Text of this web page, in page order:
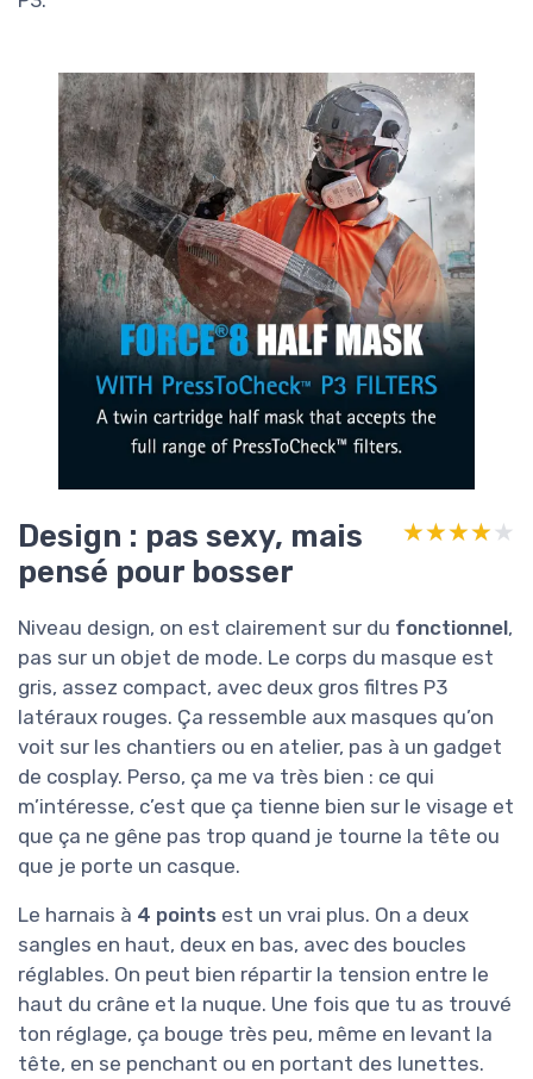
Design : pas sexy, mais
pensé pour bosser
★★★★★
★★★★★
Niveau design, on est clairement sur du fonctionnel,
pas sur un objet de mode. Le corps du masque est
gris, assez compact, avec deux gros filtres P3
latéraux rouges. Ça ressemble aux masques qu’on
voit sur les chantiers ou en atelier, pas à un gadget
de cosplay. Perso, ça me va très bien : ce qui
m’intéresse, c’est que ça tienne bien sur le visage et
que ça ne gêne pas trop quand je tourne la tête ou
que je porte un casque.
Le harnais à 4 points est un vrai plus. On a deux
sangles en haut, deux en bas, avec des boucles
réglables. On peut bien répartir la tension entre le
haut du crâne et la nuque. Une fois que tu as trouvé
ton réglage, ça bouge très peu, même en levant la
tête, en se penchant ou en portant des lunettes.